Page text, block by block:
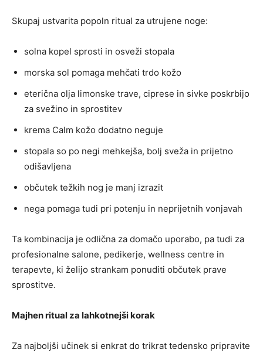
Skupaj ustvarita popoln ritual za utrujene noge:
solna kopel sprosti in osveži stopala
morska sol pomaga mehčati trdo kožo
eterična olja limonske trave, ciprese in sivke poskrbijo
za svežino in sprostitev
krema Calm kožo dodatno neguje
stopala so po negi mehkejša, bolj sveža in prijetno
odišavljena
občutek težkih nog je manj izrazit
nega pomaga tudi pri potenju in neprijetnih vonjavah
Ta kombinacija je odlična za domačo uporabo, pa tudi za
profesionalne salone, pedikerje, wellness centre in
terapevte, ki želijo strankam ponuditi občutek prave
sprostitve.
Majhen ritual za lahkotnejši korak
Za najboljši učinek si enkrat do trikrat tedensko pripravite